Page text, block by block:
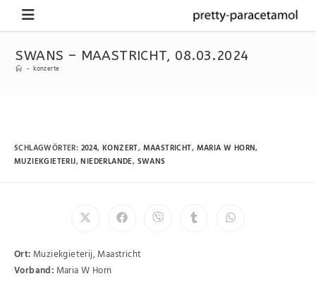
SWANS – MAASTRICHT, 08.03.2024
- konzerte
SCHLAGWÖRTER: 2024, KONZERT, MAASTRICHT, MARIA W HORN,
MUZIEKGIETERIJ,NIEDERLANDE, SWANS
Ort: Muziekgieterij, Maastricht
Vorband: Maria W Horn